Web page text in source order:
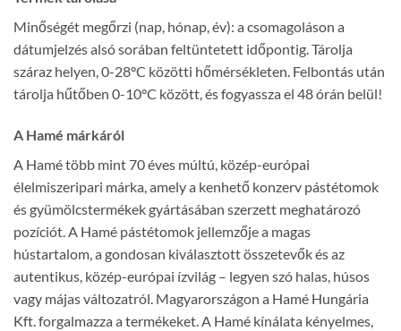
Minőségét megőrzi (nap, hónap, év): a csomagoláson a
dátumjelzés alsó sorában feltüntetett időpontig. Tárolja
száraz helyen, 0-28°C közötti hőmérsékleten. Felbontás után
tárolja hűtőben 0-10°C között, és fogyassza el 48 órán belül!
A Hamé márkáról
A Hamé több mint 70 éves múltú, közép-európai
élelmiszeripari márka, amely a kenhető konzerv pástétomok
és gyümölcstermékek gyártásában szerzett meghatározó
pozíciót. A Hamé pástétomok jellemzője a magas
hústartalom, a gondosan kiválasztott összetevők és az
autentikus, közép-európai ízvilág – legyen szó halas, húsos
vagy májas változatról. Magyarországon a Hamé Hungária
Kft. forgalmazza a termékeket. A Hamé kínálata kényelmes,